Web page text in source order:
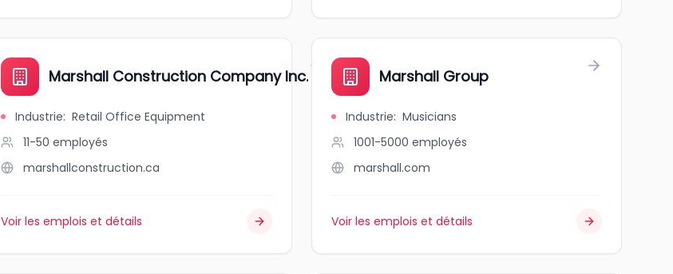
Marshall Construction Company Inc.
Industrie: Retail Office Equipment
11-50 employés
marshallconstruction.ca
Voir les emplois et détails
Marshall Group
Industrie: Musicians
1001-5000 employés
marshall.com
Voir les emplois et détails